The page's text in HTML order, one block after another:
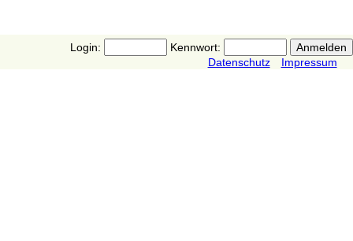
Login:
Kennwort:
Datenschutz
Impressum